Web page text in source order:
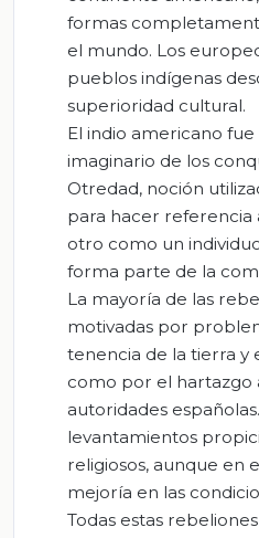
formas
el mundo. Los
pueblos indígenas
superioridad cultural.
El indio americano
imaginario de los
Otredad, noción
para hacer
otro como un
forma parte de la
La mayoría de las
motivadas por
tenencia de la tierra y
como por el hartazgo
autoridades
levantamientos
religiosos, aunque en
mejoría en las
Todas estas